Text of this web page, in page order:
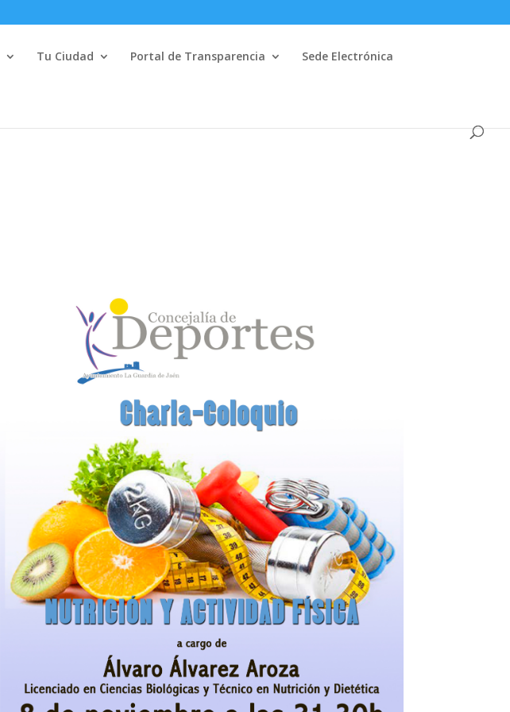
Tu Ciudad Portal de Transparencia Sede Electrónica